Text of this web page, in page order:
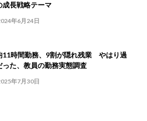
成長戦略テーマ
年6月24日
11時間勤務、9割が隠れ残業 やはり過
った、教員の勤務実態調査
年7月30日